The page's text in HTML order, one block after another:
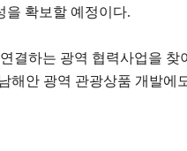
을 확보할 예정이다.
결하는 광역 협력사업을 찾
해안 광역 관광상품 개발에